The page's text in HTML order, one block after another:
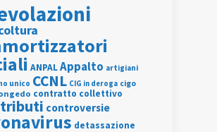
ANPALAppalto artigiani
unico CCNL CIG in deroga cigo
contratto collettivo
controversie
detassazione